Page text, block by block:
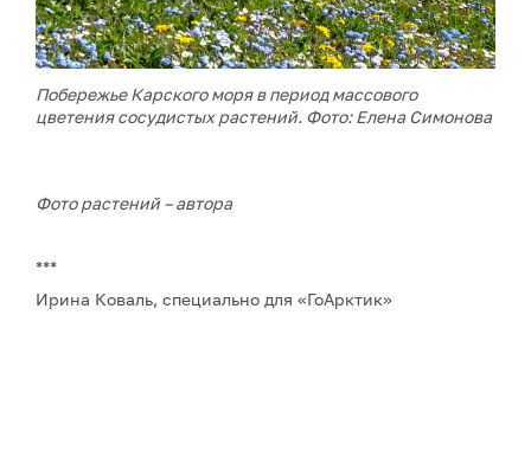
Побережье Карского моря в период массового
цветения сосудистых растений. Фото: Елена Симонова
Фото растений – автора
***
Ирина Коваль, специально для «ГоАрктик»